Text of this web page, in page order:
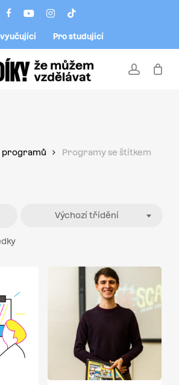
facebookyoutubeinstagram
tiktok
vyučující Pro studující
account
programů Programy se štítkem
Výchozí třídění